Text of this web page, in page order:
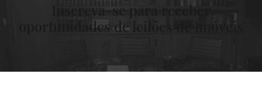
Inscreva-se para receber
oportunidades de leilões de imóveis